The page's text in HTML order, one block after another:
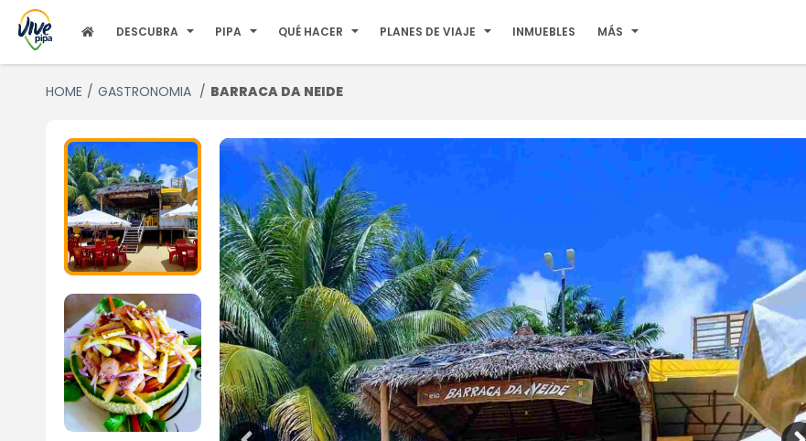
DESCUBRA PIPA QUÉ HACER PLANES DE VIAJE INMUEBLES MÁS
HOME GASTRONOMIA BARRACA DA NEIDE